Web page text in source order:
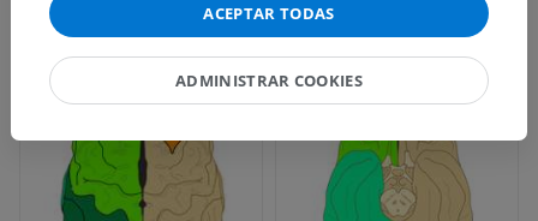
ACEPTAR TODAS
ADMINISTRAR COOKIES